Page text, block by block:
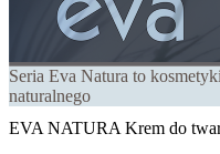
Seria Eva Natura to
naturalnego
EVA NATURA Krem do